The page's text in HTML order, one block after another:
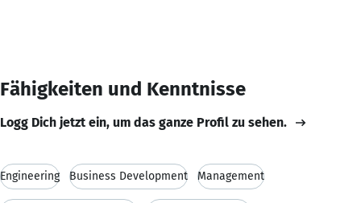
Fähigkeiten und Kenntnisse
Logg Dich jetzt ein, um das ganze Profil zu sehen.
Engineering Business Development Management